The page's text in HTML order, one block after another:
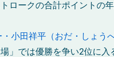
ロークの合計ポイントの
小田祥平（おだ・しょうへ
」では優勝を争い2位に